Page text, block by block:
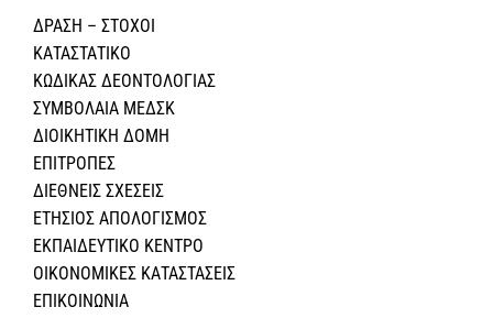
ΔΡΑΣΗ – ΣΤΟΧΟΙ
ΚΑΤΑΣΤΑΤΙΚΟ
ΚΩΔΙΚΑΣ ΔΕΟΝΤΟΛΟΓΙΑΣ
ΣΥΜΒΟΛΑΙΑ ΜΕΔΣΚ
ΔΙΟΙΚΗΤΙΚΗ ΔΟΜΗ
ΕΠΙΤΡΟΠΕΣ
ΔΙΕΘΝΕΙΣ ΣΧΕΣEIΣ
ΕΤΗΣΙΟΣ ΑΠΟΛΟΓΙΣΜΟΣ
ΕΚΠΑΙΔΕΥΤΙΚΟ ΚΕΝΤΡΟ
ΟΙΚΟΝΟΜΙΚΕΣ ΚΑΤΑΣΤΑΣΕΙΣ
ΕΠΙΚΟΙΝΩΝΙΑ